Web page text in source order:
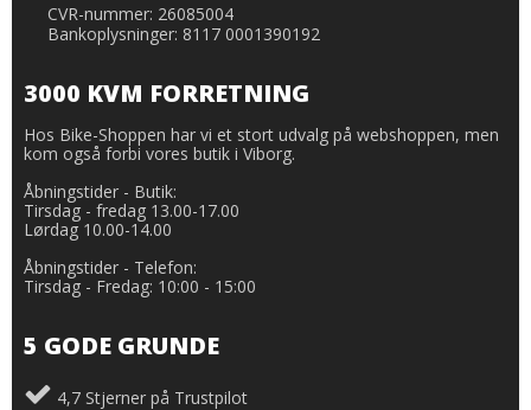
CVR-nummer: 26085004
Bankoplysninger: 8117 0001390192
3000 KVM FORRETNING
Hos Bike-Shoppen har vi et stort udvalg på webshoppen, men
kom også forbi vores butik i Viborg.
Åbningstider - Butik:
Tirsdag - fredag 13.00-17.00
Lørdag 10.00-14.00
Åbningstider - Telefon:
Tirsdag - Fredag: 10:00 - 15:00
5 GODE GRUNDE
4,7 Stjerner på Trustpilot